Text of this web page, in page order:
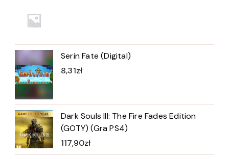
Serin Fate (Digital)
8,31zł
Dark Souls III: The Fire Fades Edition
(GOTY) (Gra PS4)
117,90zł